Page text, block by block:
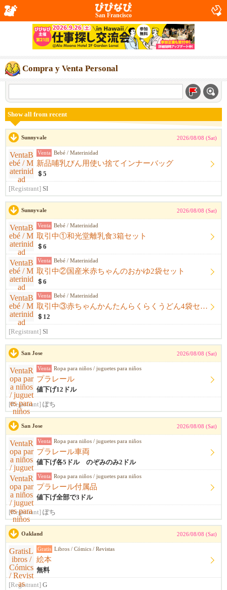
San Francisco
Compra y Venta Personal
Show all from recent
Sunnyvale 2026/08/08 (Sat)
Venta Bebé / Materinidad
新品哺乳びん用使い捨てインナーバッグ
＄5
[Registrant] SI
Sunnyvale 2026/08/08 (Sat)
Venta Bebé / Materinidad
取引中①和光堂離乳食3箱セット
＄6
Venta Bebé / Materinidad
取引中②国産米赤ちゃんのおかゆ2袋セット
＄6
Venta Bebé / Materinidad
取引中③赤ちゃんかんたんらくらくうどん4袋セット
＄12
[Registrant] Sl
San Jose 2026/08/08 (Sat)
Venta Ropa para niños / juguetes para niños
プラレール
値下げ12ドル
[Registrant] ぽち
San Jose 2026/08/08 (Sat)
Venta Ropa para niños / juguetes para niños
プラレール車両
値下げ各5ドル のぞみのみ2ドル
Venta Ropa para niños / juguetes para niños
プラレール付属品
値下げ全部で3ドル
[Registrant] ぽち
Oakland 2026/08/08 (Sat)
Gratis Libros / Cómics / Revistas
絵本
無料
[Registrant] G